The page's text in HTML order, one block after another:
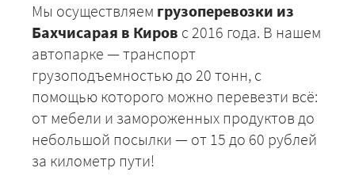
Мы осуществляем грузоперевозки из
Бахчисарая в Киров с 2016 года. В нашем
автопарке — транспорт
грузоподъемностью до 20 тонн, с
помощью которого можно перевезти всё:
от мебели и замороженных продуктов до
небольшой посылки — от 15 до 60 рублей
за километр пути!